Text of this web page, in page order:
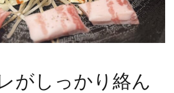
がしっかり絡ん